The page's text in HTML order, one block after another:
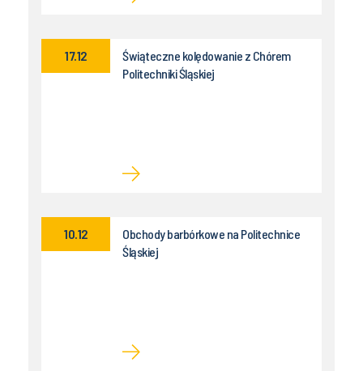
Świąteczne kolędowanie z Chórem
Politechniki Śląskiej
17.12
Obchody barbórkowe na Politechnice
Śląskiej
10.12